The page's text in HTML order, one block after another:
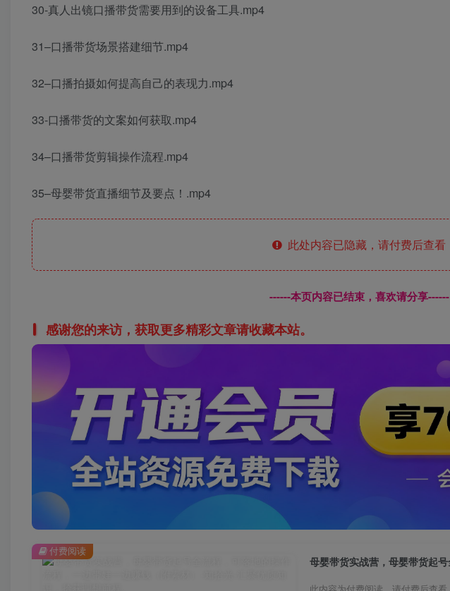
30-真人出镜口播带货需要用到的设备工具.mp4
31–口播带货场景搭建细节.mp4
32–口播拍摄如何提高自己的表现力.mp4
33-口播带货的文案如何获取.mp4
34–口播带货剪辑操作流程.mp4
35–母婴带货直播细节及要点！.mp4
此处内容已隐藏，请付费后查看
------本页内容已结束，喜欢请分享------
感谢您的来访，获取更多精彩文章请收藏本站。
付费阅读